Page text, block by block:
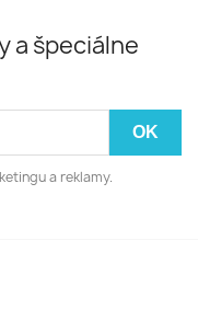
a špeciálne
a reklamy.